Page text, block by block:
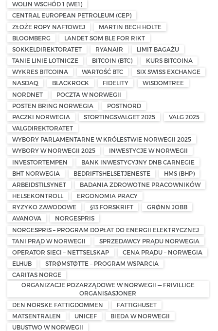
WOLIN WSCHÓD 1 (WE1)
CENTRAL EUROPEAN PETROLEUM (CEP)
ZŁOŻE ROPY NAFTOWEJ
MARTIN BECH HOLTE
BLOOMBERG
LANDET SOM BLE FOR RIKT
SOKKELDIREKTORATET
RYANAIR
LIMIT BAGAŻU
TANIE LINIE LOTNICZE
BITCOIN (BTC)
KURS BITCOINA
WYKRES BITCOINA
WARTOŚĆ BTC
SIX SWISS EXCHANGE
NASDAQ
BLACKROCK FIDELITY
WISDOMTREE
NORDNET
POCZTA W NORWEGII
POSTEN BRING NORWEGIA
POSTNORD
PACZKI NORWEGIA
STORTINGSVALGET 2025
VALG 2025
VALGDIREKTORATET
WYBORY PARLAMENTARNE W KRÓLESTWIE NORWEGII 2025
WYBORY W NORWEGII 2025
INWESTYCJE W NORWEGII
INVESTORTEMPEN
BANK INWESTYCYJNY DNB CARNEGIE
BHT NORWEGIA
BEDRIFTSHELSETJENESTE
HMS (BHP)
ARBEIDSTILSYNET
BADANIA ZDROWOTNE PRACOWNIKÓW
HELSEKONTROLL
ERGONOMIA PRACY
RYZYKO ZAWODOWE
§13 FORSKRIFT
GRØNN JOBB
AVANOVA
NORGESPRIS
NORGESPRIS – PROGRAM DOPŁAT DO ENERGII ELEKTRYCZNEJ
TANI PRĄD W NORWEGII
SPRZEDAWCY PRĄDU NORWEGIA
OPERATOR SIECI – NETTSELSKAP
CENA PRĄDU – NORWEGIA
ELHUB
STRØMSTØTTE – PROGRAM WSPARCIA
CARITAS NORGE
ORGANIZACJE POZARZĄDOWE W NORWEGII — FRIVILLIGE
ORGANISASJONER
DEN NORSKE FATTIGDOMMEN
FATTIGHUSET
MATSENTRALEN
UNICEF
BIEDA W NORWEGII
UBUSTWO W NORWEGII